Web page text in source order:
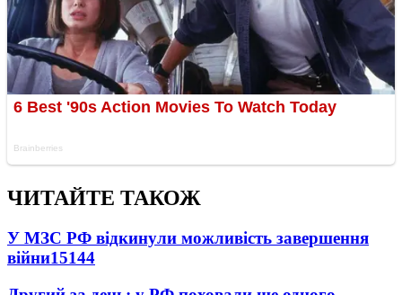
ЧИТАЙТЕ ТАКОЖ
У МЗС РФ відкинули можливість завершення
війни15144